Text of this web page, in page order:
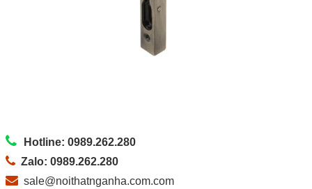
Hotline: 0989.262.280
Zalo: 0989.262.280
sale@noithatnganha.com.com